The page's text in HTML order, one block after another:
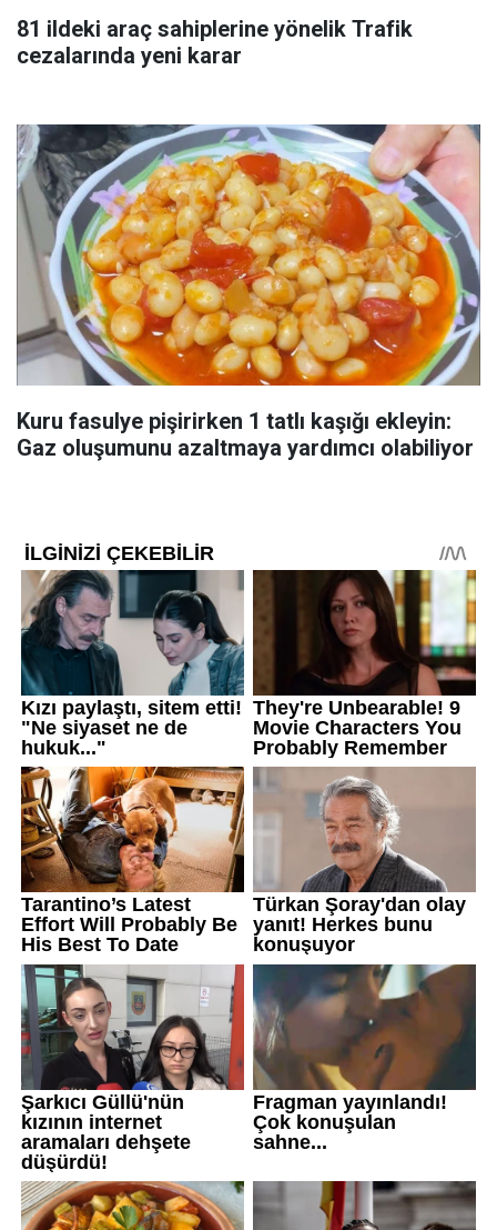
81 ildeki araç sahiplerine yönelik Trafik
cezalarında yeni karar
Kuru fasulye pişirirken 1 tatlı kaşığı ekleyin:
Gaz oluşumunu azaltmaya yardımcı olabiliyor